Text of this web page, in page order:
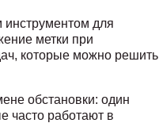
для
метки при
которые можно решить
обстановки: один
часто работают в